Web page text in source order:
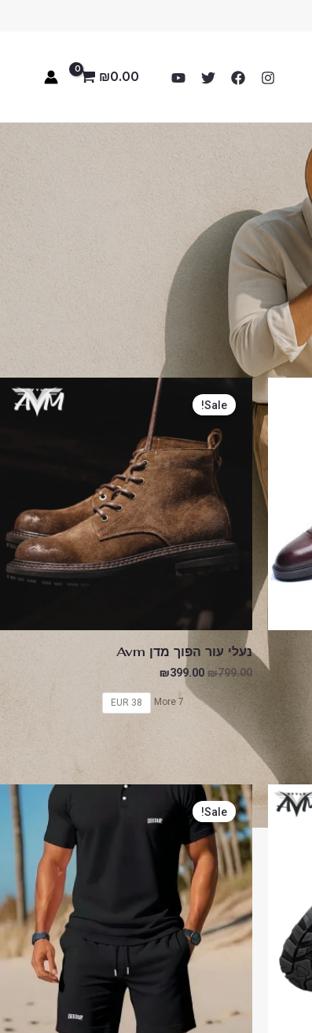
₪0.00
Sale!
נעלי עור הפוך מדן Avm
₪799.00
המקורי
היה:
₪399.00
המחיר
הנוכחי
הוא:
₪399.00.
38 EUR 7 More
Sale!
המחיר
המקורי
היה:
₪229.00.
המחיר
הוא: